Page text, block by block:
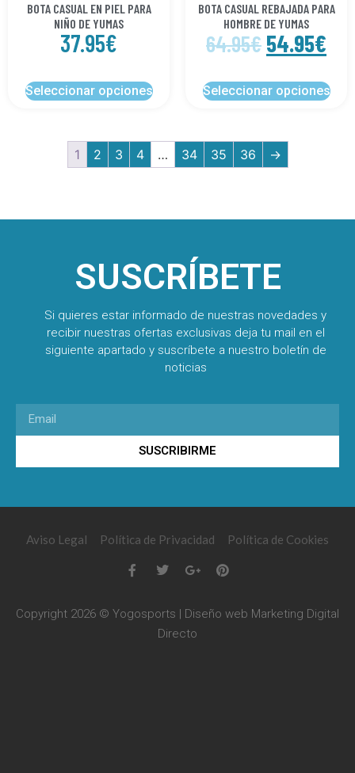
BOTA CASUAL EN PIEL PARA
NIÑO DE YUMAS
37.95€
Seleccionar opciones
BOTA CASUAL REBAJADA PARA
HOMBRE DE YUMAS
64.95€ 54.95€
Seleccionar opciones
1 2 3 4 … 34 35 36 →
SUSCRÍBETE
Si quieres estar informado de nuestras novedades y
recibir nuestras ofertas exclusivas deja tu mail en el
siguiente apartado y suscríbete a nuestro boletín de
noticias
SUSCRIBIRME
Aviso Legal Política de Privacidad Política de Cookies
Copyright 2026 © Yogosports | Diseño web Marketing Digital
Directo